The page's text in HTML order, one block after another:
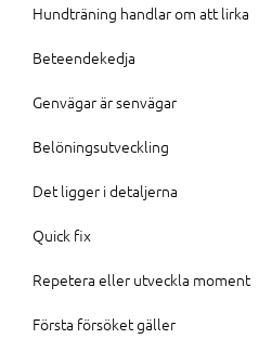
Hundträning handlar om att lirka
Beteendekedja
Genvägar är senvägar
Belöningsutveckling
Det ligger i detaljerna
Quick fix
Repetera eller utveckla moment
Första försöket gäller